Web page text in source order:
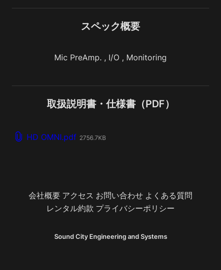
スペック概要
Mic PreAmp. , I/O , Monitoring
取扱説明書・仕様書（PDF）
HD OMNI.pdf 2756.7KB
Sound City Engineering and Systems
会社概要 アクセス お問い合わせ よくある質問
レンタル約款 プライバシーポリシー